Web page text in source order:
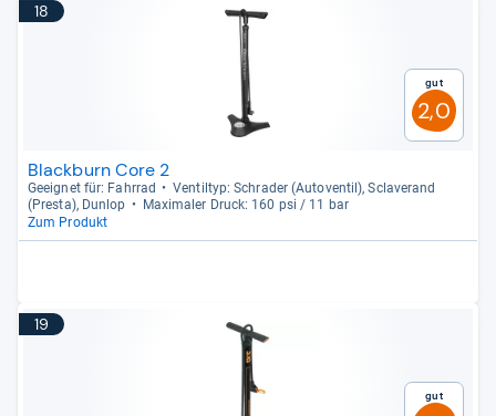
18
Gut
2,0
Blackburn Core 2
Geeig­net für: Fahr­rad
Ven­til­typ: Schra­der (Auto­ven­til), Scla­ve­rand
(Presta), Dun­lop
Maxi­ma­ler Druck: 160 psi / 11 bar
Zum Produkt
19
Gut